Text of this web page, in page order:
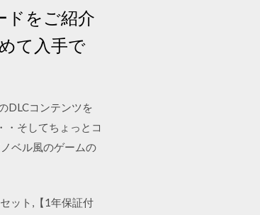
ドをご紹介
て入手で
DLCコンテンツを
そしてちょっとコ
ベル風のゲームの
ット,【1年保証付